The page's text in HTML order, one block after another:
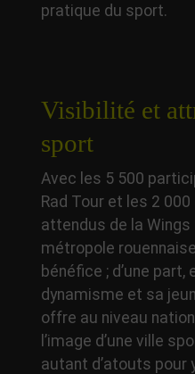
pratique du sport.
Visibilité et
sport
Avec les 5 500
Rad Tour et les 2
attendus de la Wings
métropole
bénéfice ; d’une part,
dynamisme et sa
offre au niveau
l’image d’une ville
autant d’atouts pour